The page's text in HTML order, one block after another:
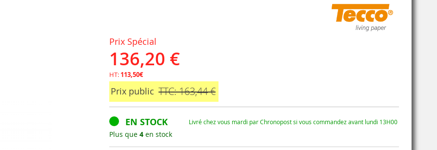
Prix Spécial
136,20 €
HT: 113,50€
Prix public TTC: 163,44 €
EN STOCK Livré chez vous mardi par Chronopost si vous commandez avant lundi 13H00
Plus que 4 en stock